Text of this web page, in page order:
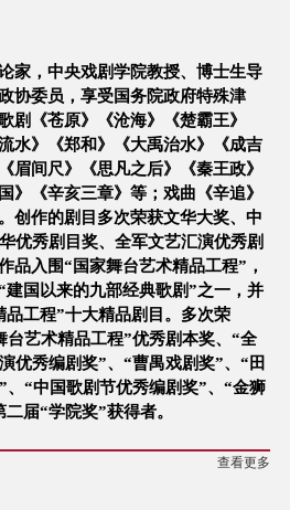
家，中央戏剧学院教授、博士生导
协委员，享受国务院政府特殊津
剧《苍原》《沧海》《楚霸王》
水》《郑和》《大禹治水》《成吉
眉间尺》《思凡之后》《秦王政》
》《辛亥三章》等；戏曲《辛追》
创作的剧目多次荣获文华大奖、中
优秀剧目奖、全军文艺汇演优秀剧
品入围“国家舞台艺术精品工程”，
国以来的九部经典歌剧”之一，并
品工程”十大精品剧目。多次荣
台艺术精品工程”优秀剧本奖、“全
优秀编剧奖”、“曹禺戏剧奖”、“田
、“中国歌剧节优秀编剧奖”、“金狮
届“学院奖”获得者。
查看更多